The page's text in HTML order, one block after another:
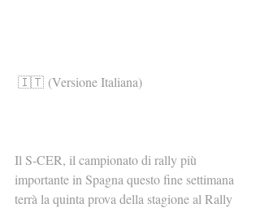
🇮🇹 (Versione Italiana)
Il S-CER, il campionato di rally più
importante in Spagna questo fine settimana
terrà la quinta prova della stagione al Rally